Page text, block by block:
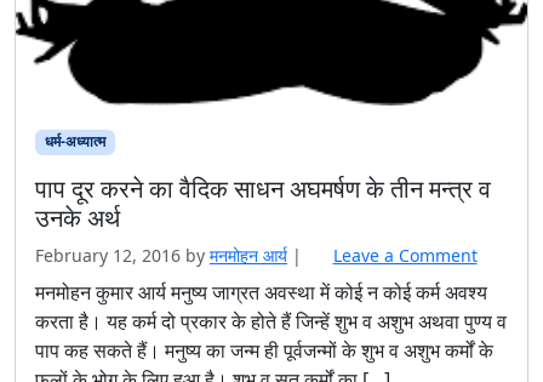
धर्म-अध्यात्म
पाप दूर करने का वैदिक साधन अघमर्षण के तीन मन्त्र व
उनके अर्थ
February 12, 2016 by मनमोहन आर्य | Leave a Comment
मनमोहन कुमार आर्य मनुष्य जाग्रत अवस्था में कोई न कोई कर्म अवश्य
करता है। यह कर्म दो प्रकार के होते हैं जिन्हें शुभ व अशुभ अथवा पुण्य व
पाप कह सकते हैं। मनुष्य का जन्म ही पूर्वजन्मों के शुभ व अशुभ कर्मों के